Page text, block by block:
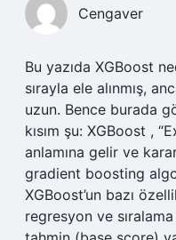
Cengaver
Bu yazıda XGBoost
sırayla ele alınmış,
uzun. Bence burada
kısım şu: XGBoost ,
anlamına gelir ve
gradient boosting
XGBoost’un bazı
regresyon ve